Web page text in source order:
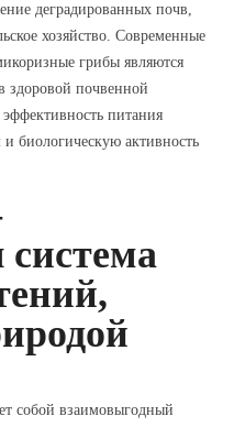
деградированных почв,
хозяйство. Современные
грибы являются
почвенной
питания
и биологическую активность
система
собой взаимовыгодный